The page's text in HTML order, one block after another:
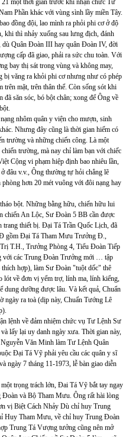
một thời gian trước khi nhận chức Tư
Phần khác với vùng sình lầy miền Tây.
đồng đội, lao mình ra phỏi phi cơ ở độ
khi thì nhảy xuống sau lưng địch, đánh
Quân Đoàn III hay quân Đoàn IV, đời
cấp đã giao, phải ra sức chu toàn. Với
bay thị sát trong vùng và không may,
bị văng ra khỏi phi cơ nhưng như có phép
mặt, trên thân thể. Còn sống sót khi
đã săn sóc, bó bột chân; xong để Ông về
nhôm quân y viện cho mượn, sinh
Nhưng đây cũng là thời gian hiếm có
trường và những chiến công. Là một
trường, mà nay chỉ làm bạn với chiếc
Cộng vi phạm hiệp định bao nhiêu lần,
đâu v.v., Ông thường tự hỏi chẳng lẽ
hơn 20 mét vuông với đôi nạng hay
bột. Những bằng hữu, chiến hữu lui
chiến An Lộc, Sư Đoàn 5 BB cần được
trang thiết bị. Đại Tá Trần Quốc Lịch, đã
gồm Đại Tá Tham Mưu Trưởng Đ.,
T.H., Trưởng Phòng 4, Tiểu Đoàn Tiếp
với các Trung Đoàn Trưởng mới … tập
hợp), làm Sư Đoàn "tuột dốc" thê
lót về đơn vị yểm trợ, lính ma, lính kiểng,
dung dưỡng được lâu. Và kết quả, Chuẩn
ngày ra toà (dịp này, Chuẩn Tướng Lê
lệnh về đảm nhiệm chức vụ Tư Lệnh Sư
lấy lại uy danh ngày xưa. Thời gian này,
Văn Minh làm Tư Lệnh Quân
Đại Tá Vỹ phải yêu cầu các quân y sĩ
ngày 7 tháng 11-1973, lễ bàn giao diễn
trọng trách lớn, Đai Tá Vỹ bắt tay ngay
Đoàn và Bộ Tham Mưu. Ông rất hài lòng
vị Biệt Cách Nhảy Dù chỉ huy Trung
Huy Tham Mưu, về chỉ huy Trung Đoàn
Trung Tá Vượng tưởng cũng nên mở